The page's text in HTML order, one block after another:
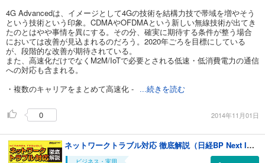
4G Advancedは、イメージとして4Gの技術を結構力技で帯域を増やそう
という技術という印象。CDMAやOFDMAという新しい無線技術が出てき
たのとはやや事情を異にする。その分、確実に期待する条件が整う場合
においては改善が見込まれるのだろう。2020年ごろを目標にしている
が、段階的な改善が期待されている。
また、高速化だけでなくM2M/IoTで必要とされる低速・低消費電力の通信
への対応も含まれる。
・複数のキャリアをまとめて高速化 -
...続きを読む
0 2014年11月01日
ネットワークトラブル対応 徹底解説（日経BP Next ICT選書）
ビジネス・実用